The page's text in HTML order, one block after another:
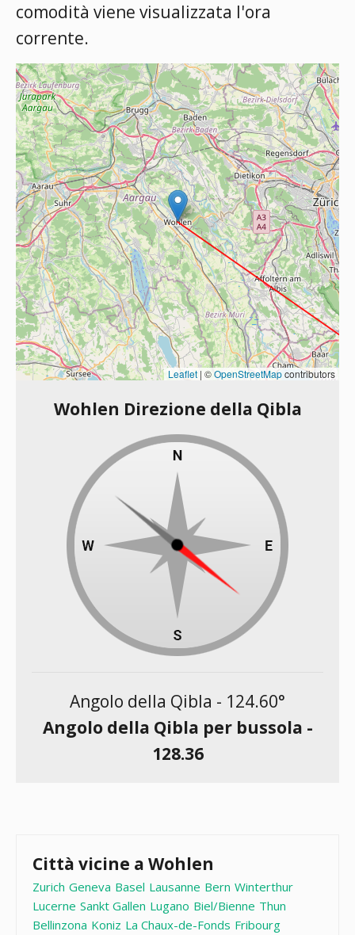
comodità viene visualizzata l'ora
corrente.
Leaflet | ©OpenStreetMapcontributors
Wohlen Direzione della Qibla
Angolo della Qibla - 124.60°
Angolo della Qibla per bussola -
128.36
Città vicine a Wohlen
Zurich Geneva Basel Lausanne Bern Winterthur
Lucerne Sankt Gallen Lugano Biel/Bienne Thun
Bellinzona Koniz La Chaux-de-Fonds Fribourg